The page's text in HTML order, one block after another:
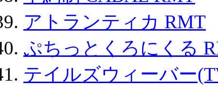
アトランティカ RMT
ぷちっとくろにくる
テイルズウィーバー